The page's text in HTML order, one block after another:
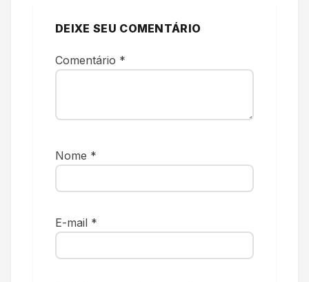
DEIXE SEU COMENTÁRIO
Comentário *
Nome *
E-mail *